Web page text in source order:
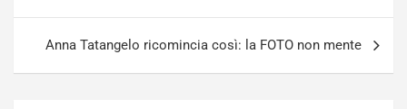
Anna Tatangelo ricomincia così: la FOTO non mente